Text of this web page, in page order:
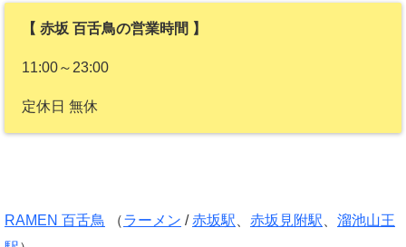
【 赤坂 百舌鳥の営業時間 】
11:00～23:00
定休日 無休
RAMEN 百舌鳥 （ラーメン /赤坂駅 赤坂見附駅
溜池山王